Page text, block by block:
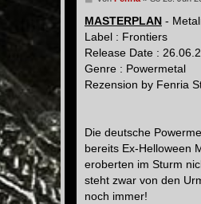
t
r
a
g
MASTERPLAN -
Label : Frontiers
Release Date :
Genre : Powermetal
Rezension by Fenria
Die deutsche
bereits Ex-Helloween
eroberten im Sturm
steht zwar von den
noch immer!